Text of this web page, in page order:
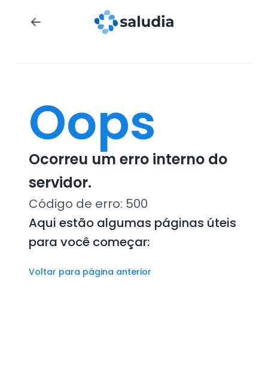
Oops
Ocorreu um erro interno do
servidor.
Código de erro: 500
Aqui estão algumas páginas úteis
para você começar:
Voltar para página anterior